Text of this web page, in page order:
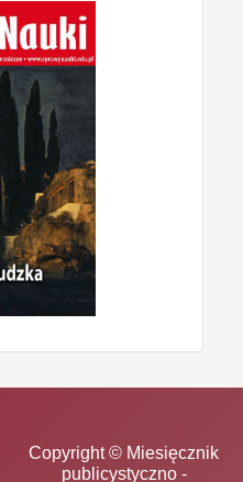
Copyright © Miesięcznik
publicystyczno -